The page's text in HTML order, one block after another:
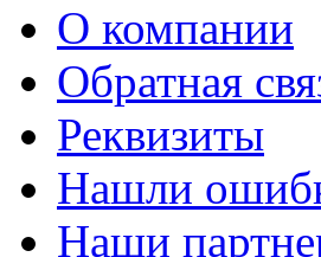
О компании
Обратная
Реквизиты
Нашли
Наши